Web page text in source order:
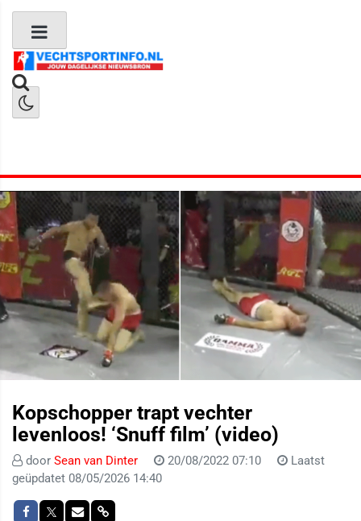
Kopschopper trapt vechter
levenloos! ‘Snuff film’ (video)
door Sean van Dinter 20/08/2022 07:10
Laatst
geüpdatet 08/05/2026 14:40